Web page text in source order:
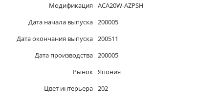
Модификация ACA20W-AZPSH
Дата начала выпуска 200005
Дата окончания выпуска 200511
Дата производства 200005
Рынок Япония
Цвет интерьера 202